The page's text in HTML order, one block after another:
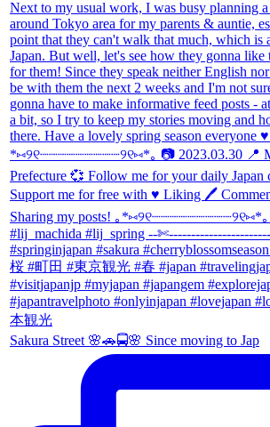
Sakura Street 🌸🚗🚍🌸 Since moving to Jap